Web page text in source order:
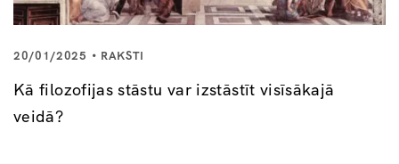
20/01/2025 RAKSTI
Kā filozofijas stāstu var izstāstīt visīsākajā
veidā?